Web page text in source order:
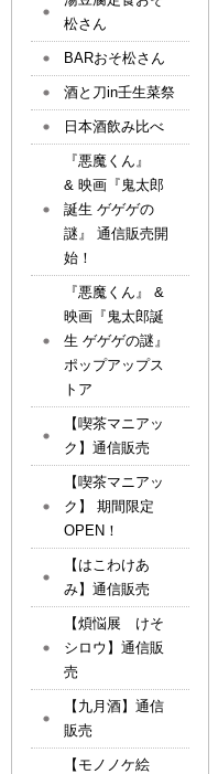
松さん
BARおそ松さん
酒と刀in壬生菜祭
日本酒飲み比べ
『悪魔くん』
& 映画『鬼太郎
誕生 ゲゲゲの
謎』 通信販売開
始！
『悪魔くん』 &
映画『鬼太郎誕
生 ゲゲゲの謎』
ポップアップス
トア
【喫茶マニアッ
ク】通信販売
【喫茶マニアッ
ク】 期間限定
OPEN！
【はこわけあ
み】通信販売
【煩悩展 けそ
シロウ】通信販
売
【九月酒】通信
販売
【モノノケ絵